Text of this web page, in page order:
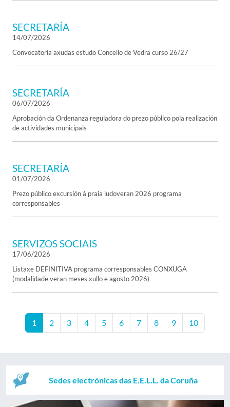
SECRETARÍA
14/07/2026
Convocatoria axudas estudo Concello de Vedra curso 26/27
SECRETARÍA
06/07/2026
Aprobación da Ordenanza reguladora do prezo público pola realización
de actividades municipais
SECRETARÍA
01/07/2026
Prezo público excursión á praia ludoveran 2026 programa
corresponsables
SERVIZOS SOCIAIS
17/06/2026
Listaxe DEFINITIVA programa corresponsables CONXUGA
(modalidade veran meses xullo e agosto 2026)
1 2 3 4 5 6 7 8 9 10
Sedes electrónicas das E.E.L.L. da Coruña